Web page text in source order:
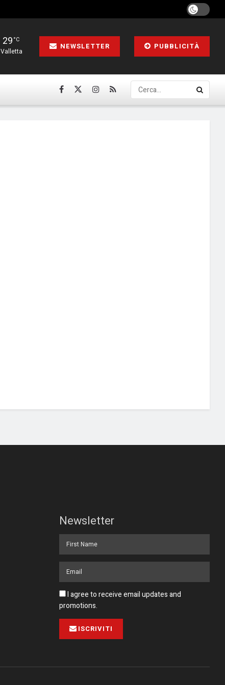
29°C
Valletta
NEWSLETTER PUBBLICITÀ
Newsletter
I agree to receive email updates and
promotions.
ISCRIVITI